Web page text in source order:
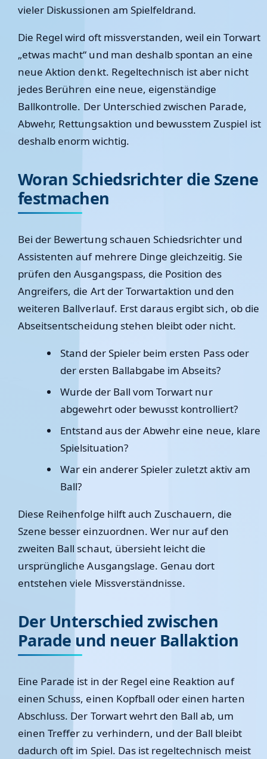
vieler Diskussionen am Spielfeldrand.
Die Regel wird oft missverstanden, weil ein Torwart
„etwas macht“ und man deshalb spontan an eine
neue Aktion denkt. Regeltechnisch ist aber nicht
jedes Berühren eine neue, eigenständige
Ballkontrolle. Der Unterschied zwischen Parade,
Abwehr, Rettungsaktion und bewusstem Zuspiel ist
deshalb enorm wichtig.
Woran Schiedsrichter die Szene
festmachen
Bei der Bewertung schauen Schiedsrichter und
Assistenten auf mehrere Dinge gleichzeitig. Sie
prüfen den Ausgangspass, die Position des
Angreifers, die Art der Torwartaktion und den
weiteren Ballverlauf. Erst daraus ergibt sich, ob die
Abseitsentscheidung stehen bleibt oder nicht.
Stand der Spieler beim ersten Pass oder
der ersten Ballabgabe im Abseits?
Wurde der Ball vom Torwart nur
abgewehrt oder bewusst kontrolliert?
Entstand aus der Abwehr eine neue, klare
Spielsituation?
War ein anderer Spieler zuletzt aktiv am
Ball?
Diese Reihenfolge hilft auch Zuschauern, die
Szene besser einzuordnen. Wer nur auf den
zweiten Ball schaut, übersieht leicht die
ursprüngliche Ausgangslage. Genau dort
entstehen viele Missverständnisse.
Der Unterschied zwischen
Parade und neuer Ballaktion
Eine Parade ist in der Regel eine Reaktion auf
einen Schuss, einen Kopfball oder einen harten
Abschluss. Der Torwart wehrt den Ball ab, um
einen Treffer zu verhindern, und der Ball bleibt
dadurch oft im Spiel. Das ist regeltechnisch meist